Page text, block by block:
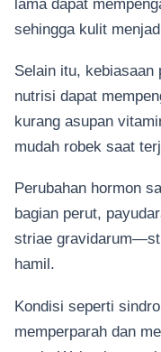
lama dapat
sehingga kulit
Selain itu, kebiasaan
nutrisi dapat
kurang asupan
mudah robek saat
Perubahan hormon
bagian perut,
striae
hamil.
Kondisi seperti
memperparah dan